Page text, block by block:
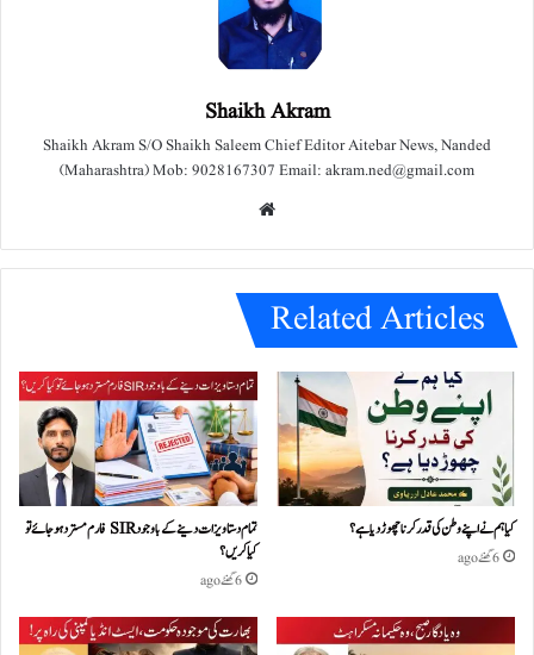
Shaikh Akram
Shaikh Akram S/O Shaikh Saleem Chief Editor Aitebar News, Nanded
(Maharashtra) Mob: 9028167307 Email: akram.ned@gmail.com
e
Related Articles
کیا ہم نے اپنے وطن کی قدر کرنا چھوڑ دیا ہے؟
6 گھنٹے ago
تمام دستاویزات دینے کے باوجود SIR فارم مسترد ہو جائے تو
کیا کریں؟
6 گھنٹے ago